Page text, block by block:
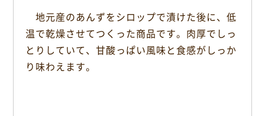
地元産のあんずをシロップで漬けた後に、低
温で乾燥させてつくった商品です。肉厚でしっ
とりしていて、甘酸っぱい風味と食感がしっか
り味わえます。